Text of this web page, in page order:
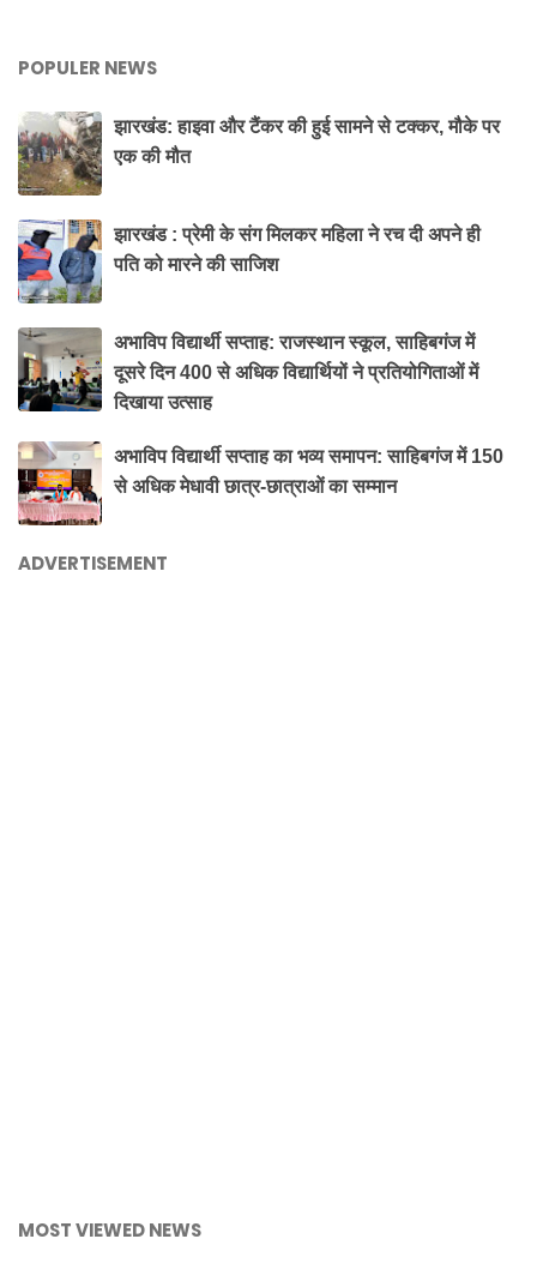
POPULER NEWS
झारखंड: हाइवा और टैंकर की हुई सामने से टक्कर, मौके पर
एक की मौत
झारखंड : प्रेमी के संग मिलकर महिला ने रच दी अपने ही
पति को मारने की साजिश
अभाविप विद्यार्थी सप्ताह: राजस्थान स्कूल, साहिबगंज में
दूसरे दिन 400 से अधिक विद्यार्थियों ने प्रतियोगिताओं में
दिखाया उत्साह
अभाविप विद्यार्थी सप्ताह का भव्य समापन: साहिबगंज में 150
से अधिक मेधावी छात्र-छात्राओं का सम्मान
ADVERTISEMENT
MOST VIEWED NEWS